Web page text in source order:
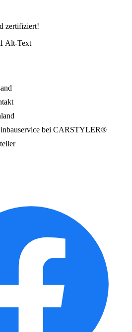
zertifiziert!
bei CARSTYLER®